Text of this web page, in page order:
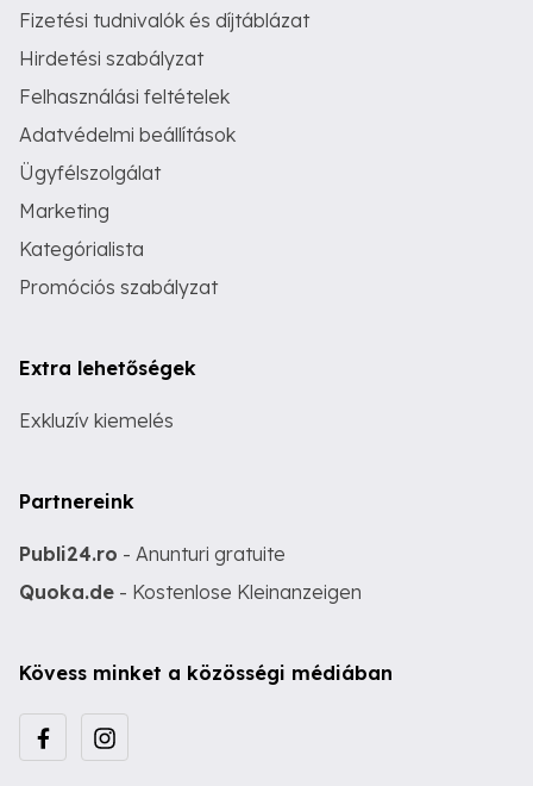
Fizetési tudnivalók és díjtáblázat
Hirdetési szabályzat
Felhasználási feltételek
Adatvédelmi beállítások
Ügyfélszolgálat
Marketing
Kategórialista
Promóciós szabályzat
Extra lehetőségek
Exkluzív kiemelés
Partnereink
Publi24.ro - Anunturi gratuite
Quoka.de - Kostenlose Kleinanzeigen
Kövess minket a közösségi médiában